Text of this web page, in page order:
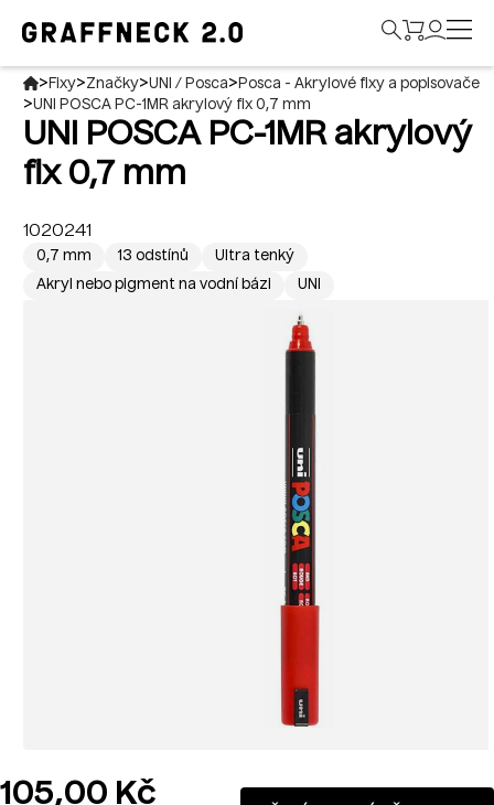
>Fixy>Značky>UNI / Posca>Posca - Akrylové fixy a popisovače
>UNI POSCA PC-1MR akrylový fix 0,7 mm
UNI POSCA PC-1MR akrylový
fix 0,7 mm
1020241
0,7 mm 13 odstínů
Ultra tenký
Akryl nebo pigment na vodní bázi
UNI
105,00 Kč